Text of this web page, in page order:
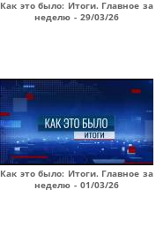
Как это было: Итоги. Главное за
неделю - 29/03/26
Как это было: Итоги. Главное за
неделю - 01/03/26